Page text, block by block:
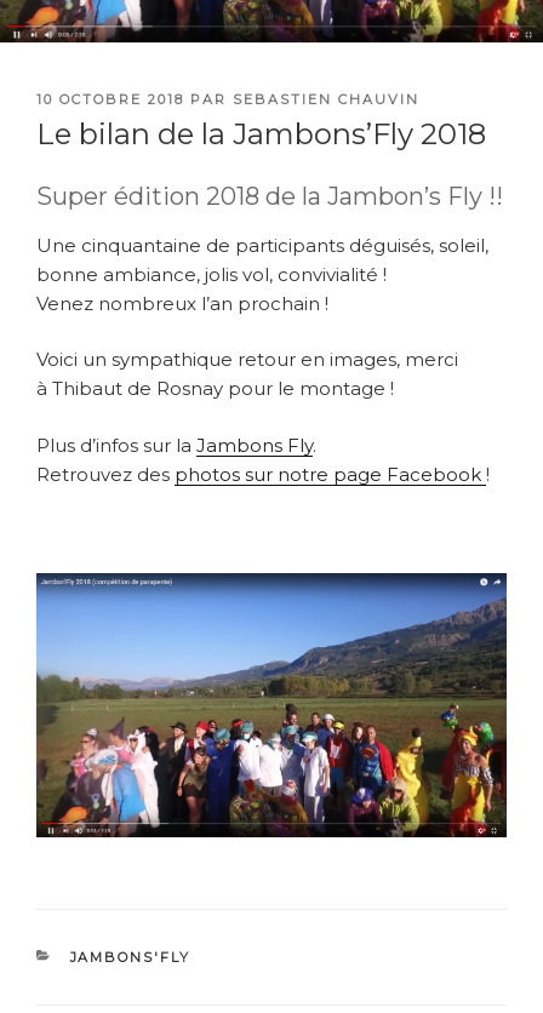
PUBLIÉ
LE
10 OCTOBRE 2018 PAR SEBASTIEN CHAUVIN
Le bilan de la Jambons’Fly 2018
Super édition 2018 de la Jambon’s Fly !!
Une cinquantaine de participants déguisés, soleil,
bonne ambiance, jolis vol, convivialité !
Venez nombreux l’an prochain !
Voici un sympathique retour en images, merci
à Thibaut de Rosnay pour le montage !
Plus d’infos sur la Jambons Fly.
Retrouvez des photos sur notre page Facebook !
CATÉGORIES
JAMBONS'FLY